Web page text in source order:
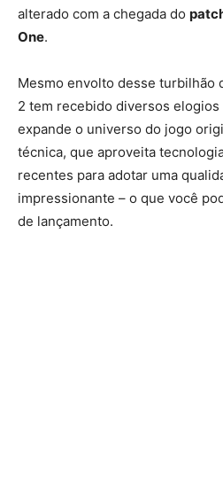
alterado com a chegada do
One.
Mesmo envolto desse turbilhão
2 tem recebido diversos elogios
expande o universo do jogo
técnica, que aproveita
recentes para adotar uma
impressionante – o que você
de lançamento.